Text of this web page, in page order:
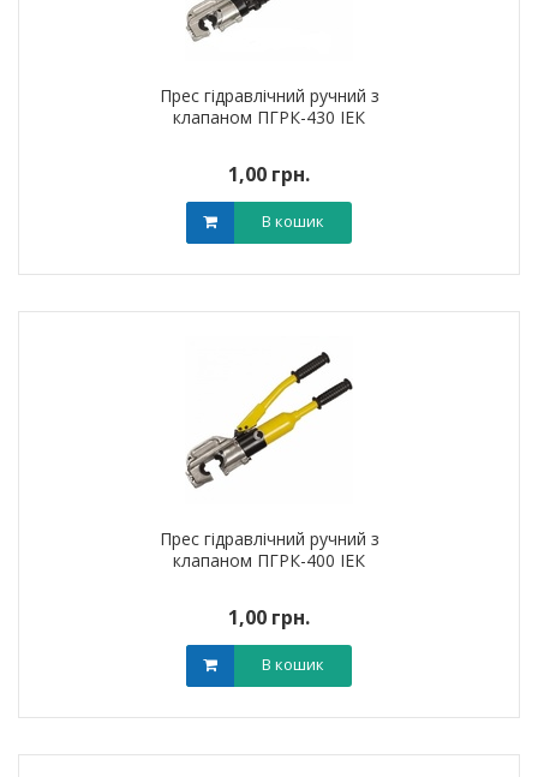
Прес гідравлічний ручний з
клапаном ПГРК-430 ІЕК
1,00 грн.
В кошик
Прес гідравлічний ручний з
клапаном ПГРК-400 ІЕК
1,00 грн.
В кошик